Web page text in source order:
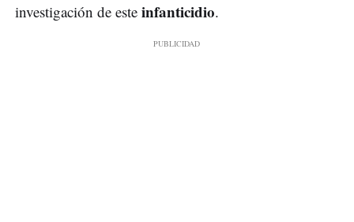
investigación de este infanticidio.